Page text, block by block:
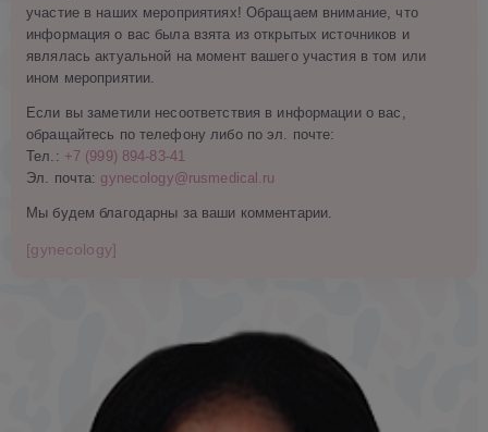
участие в наших мероприятиях! Обращаем внимание, что
информация о вас была взята из открытых источников и
являлась актуальной на момент вашего участия в том или
ином мероприятии.
Если вы заметили несоответствия в информации о вас,
обращайтесь по телефону либо по эл. почте:
Тел.: +7 (999) 894-83-41
Эл. почта: gynecology@rusmedical.ru
Мы будем благодарны за ваши комментарии.
[gynecology]